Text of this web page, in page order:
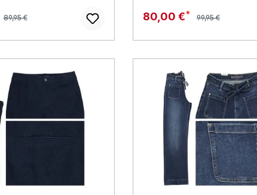
Regulärer Preis:
89,95 € Verkaufspreis:
80,00 € Regulärer Preis:
99,95 €